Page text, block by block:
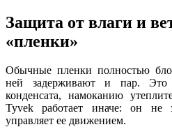
Защита от влаги и
«пленки»
Обычные пленки полностью
ней задерживают и пар. Это
конденсата, намоканию
Tyvek работает иначе: он не
управляет ее движением.